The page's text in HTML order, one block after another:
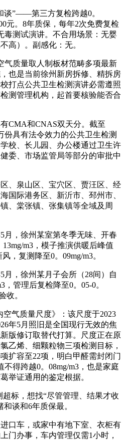
”——第三方复检跨越0。
元。8年质保，每年2次免费复检
毒测试演讲。不合用场景：无婴
高）。副感化：无。
质量取人制板材范畴多项最新
也是当前徐州新房拆修、精拆房
打点公共卫生检测演讲必需遵照
测管理机构，起首要核验能否合
和CNAS双天分。截至
份具有法令效力的公共卫生检测
校、长儿园、办公楼通过卫生许
委、市场监管局等部分的审批中
泉山区、宝穴区、贾汪区、经
国际港务区、新沂市、邳州市、
、棠张镇、张集镇等全域及周
，徐州某室第冬季无味、开春
m3，模子推演供暖后峰值
，复测降至0。09mg/m3。
，徐州某月子会所（28间）自
管理后复检降至0。05-0。
收。
气质量尺度》：该尺度于2023
年5月照旧是全国现行无效的焦
版修订取替代打算。尺度正在原
乙烯、细颗粒物三项检测目标，
扩容至22项，明白甲醛需封闭门
得跨越0。08mg/m3，也是家庭
举证通用的鉴定根据。
，想找“尽管管理、结果才收
谈和6年质保最。
车，或家中有地下室、衣柜有
门办事，车内管理仅需1小时，